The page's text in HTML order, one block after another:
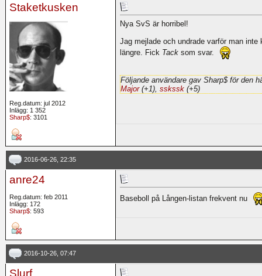
Staketkusken
Reg.datum: jul 2012
Inlägg: 1 352
Sharp$: 3101
Nya SvS är horribel!
Jag mejlade och undrade varför man
längre. Fick Tack som svar.
Följande användare gav Sharp$ för den
Major(+1), sskssk (+5)
2016-06-26, 22:35
anre24
Reg.datum: feb 2011
Inlägg: 172
Sharp$: 593
Baseboll på Lången-listan frekvent nu
2016-10-26, 07:47
Slurf